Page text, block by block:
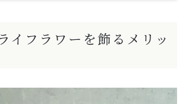
イフラワーを飾るメリッ